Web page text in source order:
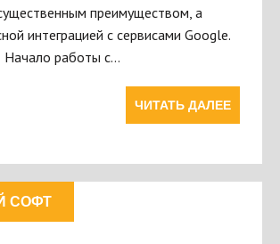
преимуществом, а
интеграцией с сервисами Google.
работы с…
ЧИТАТЬ ДАЛЕЕ
СОФТ